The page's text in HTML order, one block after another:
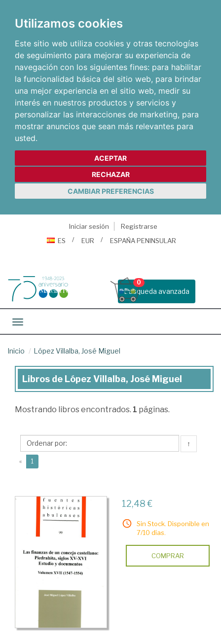
Utilizamos cookies
Este sitio web utiliza cookies y otras tecnologías
de seguimiento para mejorar su experiencia de
navegación con los siguientes fines: para habilitar
la funcionalidad básica del sitio web, para brindar
una mejor experiencia en el sitio web, medir su
interés en nuestros productos y servicios y
personalizar las interacciones de marketing, para
mostrar anuncios que sean más relevantes para
usted.
ACEPTAR
RECHAZAR
CAMBIAR PREFERENCIAS
Iniciar sesión
Registrarse
ES
EUR ESPAÑA PENINSULAR
Busqueda avanzada
0
Toggle navigation
Inicio López Villalba, José Miguel
Libros
López
José
Miguel
Libros de López Villalba, José Miguel
Mostrando libros encontrados. 1 páginas.
↑
« 1
12,48 €
Sin Stock. Disponible en
7/10 días.
COMPRAR